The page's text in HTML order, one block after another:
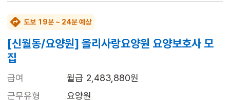
도보 19분 ~ 24분 예상
[신월동/요양원] 올리사랑요양원 요양보호사 모
집
급여
월급 2,483,880원
근무유형
요양원